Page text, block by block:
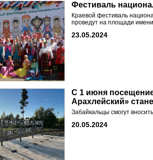
Фестиваль
Краевой фестиваль
проведут на площади
23.05.2024
С 1 июня
Арахлейский»
Забайкальцы смогут
20.05.2024